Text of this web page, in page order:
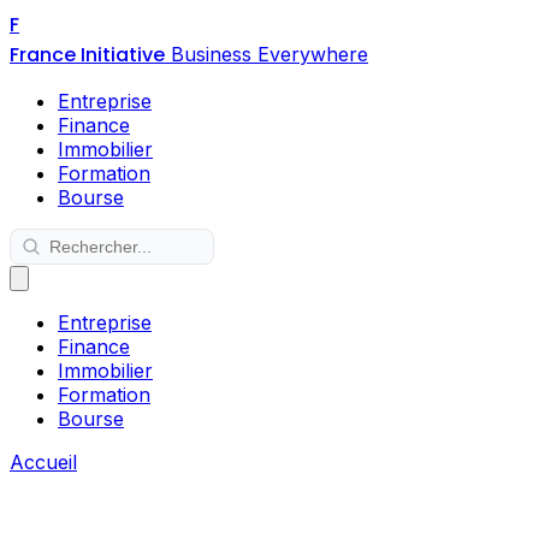
F
France Initiative Business Everywhere
Entreprise
Finance
Immobilier
Formation
Bourse
Entreprise
Finance
Immobilier
Formation
Bourse
Accueil